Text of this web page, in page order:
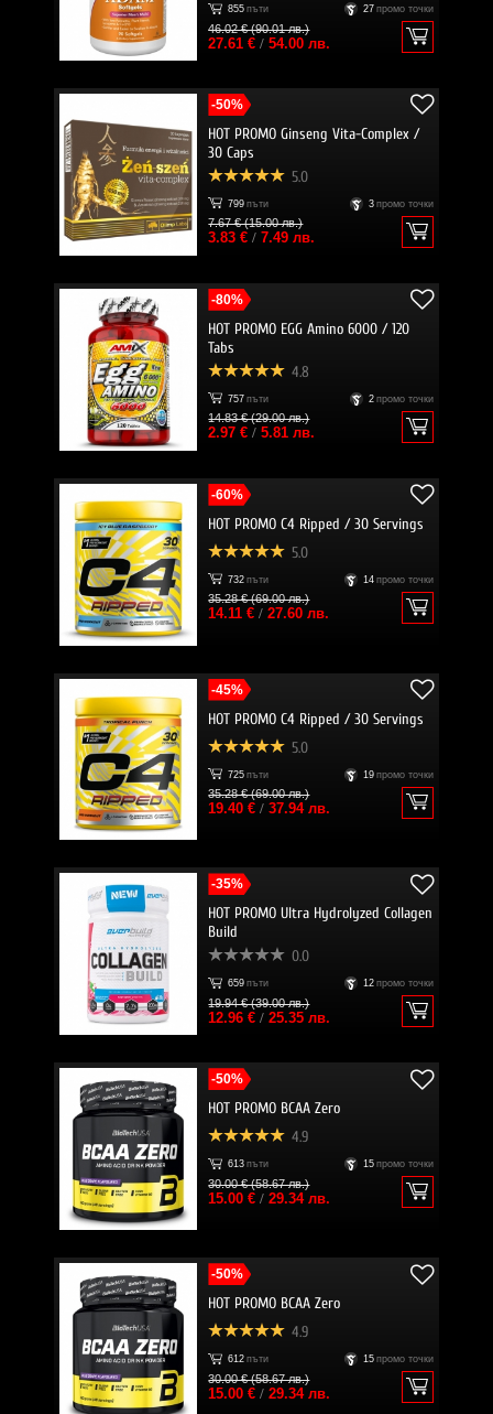
855 пъти 27 промо точки
46.02 € (90.01 лв.)
27.61 €/ 54.00 лв.
-50%
HOT PROMO Ginseng Vita-Complex /
30 Caps
5.0
799 пъти 3 промо точки
7.67 € (15.00 лв.)
3.83 €/ 7.49 лв.
-80%
HOT PROMO EGG Amino 6000 / 120
Tabs
4.8
757 пъти 2 промо точки
14.83 € (29.00 лв.)
2.97 €/ 5.81 лв.
-60%
HOT PROMO C4 Ripped / 30 Servings
5.0
732 пъти 14 промо точки
35.28 € (69.00 лв.)
14.11 €/ 27.60 лв.
-45%
HOT PROMO C4 Ripped / 30 Servings
5.0
725 пъти 19 промо точки
35.28 € (69.00 лв.)
19.40 €/ 37.94 лв.
-35%
HOT PROMO Ultra Hydrolyzed Collagen
Build
0.0
659 пъти 12 промо точки
19.94 € (39.00 лв.)
12.96 €/ 25.35 лв.
-50%
HOT PROMO BCAA Zero
4.9
613 пъти 15 промо точки
30.00 € (58.67 лв.)
15.00 €/ 29.34 лв.
-50%
HOT PROMO BCAA Zero
4.9
612 пъти 15 промо точки
30.00 € (58.67 лв.)
15.00 €/ 29.34 лв.